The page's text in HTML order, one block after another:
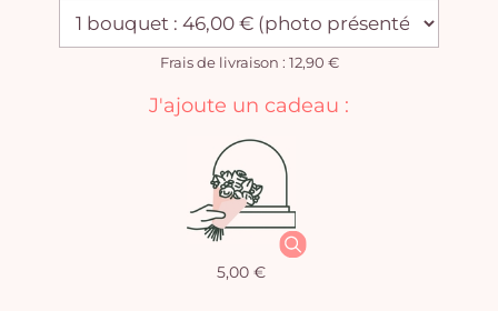
Frais de livraison : 12,90 €
J'ajoute un cadeau :
5,00 €